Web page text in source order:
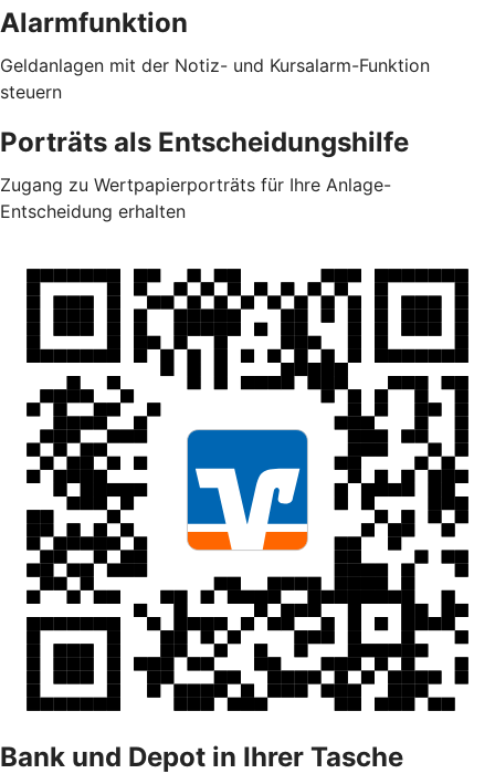
Alarmfunktion
Geldanlagen mit der Notiz- und Kursalarm-Funktion
steuern
Porträts als Entscheidungshilfe
Zugang zu Wertpapierporträts für Ihre Anlage-
Entscheidung erhalten
Bank und Depot in Ihrer Tasche